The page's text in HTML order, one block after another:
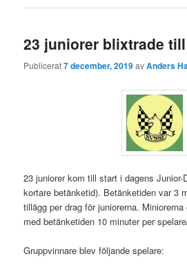
23 juniorer blixtrade till
Publicerat7 december, 2019avAnders
23 juniorer kom till start i dagens
kortare betänketid). Betänketiden var 3
tillägg per drag för juniorerna.
med betänketiden 10 minuter per
Gruppvinnare blev följande spelare: